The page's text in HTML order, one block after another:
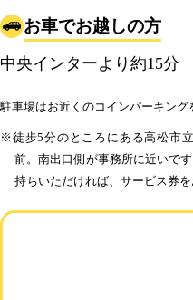
お車でお越しの方
中央インターより約15分
駐車場はお近くのコインパーキング
※徒歩5分のところにある高松市
前。南出口側が事務所に近いで
持ちいただければ、サービス券を